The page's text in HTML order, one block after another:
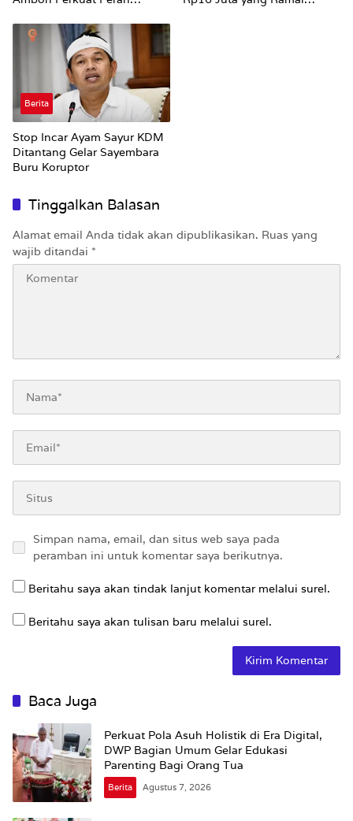
Berita
Stop Incar Ayam Sayur KDM
Ditantang Gelar Sayembara
Buru Koruptor
Tinggalkan Balasan
Alamat email Anda tidak akan dipublikasikan. Ruas yang
wajib ditandai *
Simpan nama, email, dan situs web saya pada
peramban ini untuk komentar saya berikutnya.
Beritahu saya akan tindak lanjut komentar melalui surel.
Beritahu saya akan tulisan baru melalui surel.
Baca Juga
Perkuat Pola Asuh Holistik di Era Digital,
DWP Bagian Umum Gelar Edukasi
Parenting Bagi Orang Tua
Berita Agustus 7, 2026